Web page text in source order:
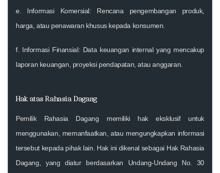
e. Informasi Komersial: Rencana pengembangan produk,
harga, atau penawaran khusus kepada konsumen.
f. Informasi Finansial: Data keuangan internal yang mencakup
laporan keuangan, proyeksi pendapatan, atau anggaran.
Hak atas Rahasia Dagang
Pemilik Rahasia Dagang memiliki hak eksklusif untuk
menggunakan, memanfaatkan, atau mengungkapkan informasi
tersebut kepada pihak lain. Hak ini dikenal sebagai Hak Rahasia
Dagang, yang diatur berdasarkan Undang-Undang No. 30